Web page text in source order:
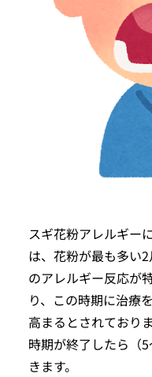
スギ花粉アレルギー
は、花粉が最も多い
のアレルギー反応が
り、この時期に治療
高まるとされており
時期が終了したら（
きます。